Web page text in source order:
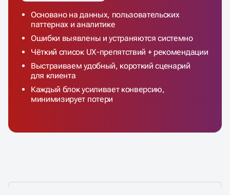
Основано на данных, пользовательских
паттернах и аналитике
Ошибки выявлены и устраняются системно
Чёткий список UX-препятствий + рекомендации
Выстраиваем удобный, короткий сценарий
для клиента
Каждый блок усиливает конверсию,
минимизирует потери